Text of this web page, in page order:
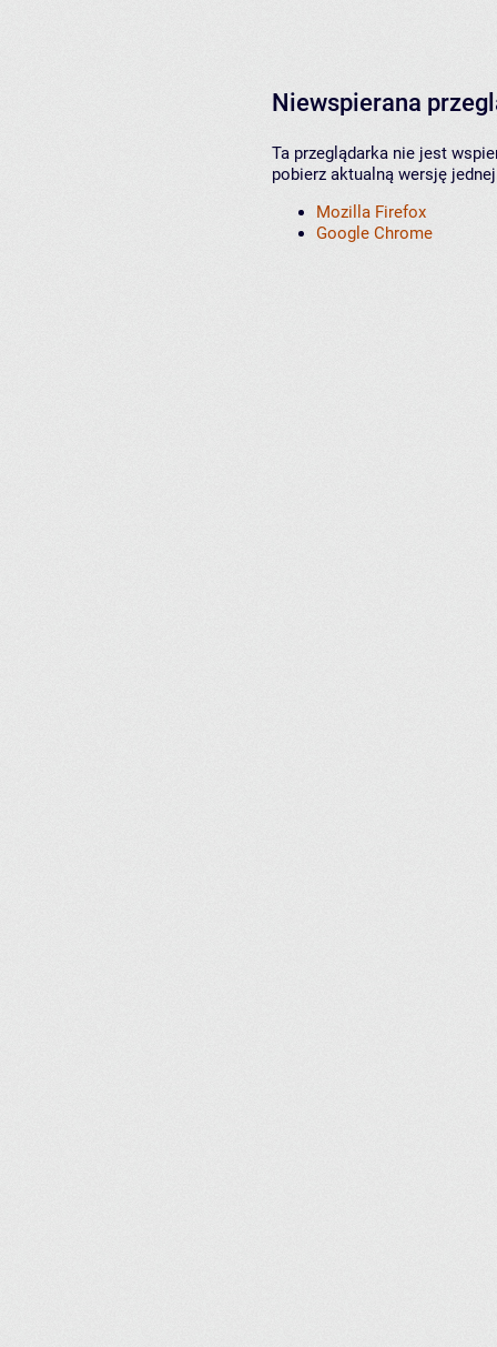
Niewspierana
Ta przeglądarka nie jest
pobierz aktualną wersję
Mozilla Firefox
Google Chrome